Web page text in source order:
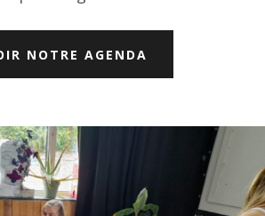
NOTRE AGENDA